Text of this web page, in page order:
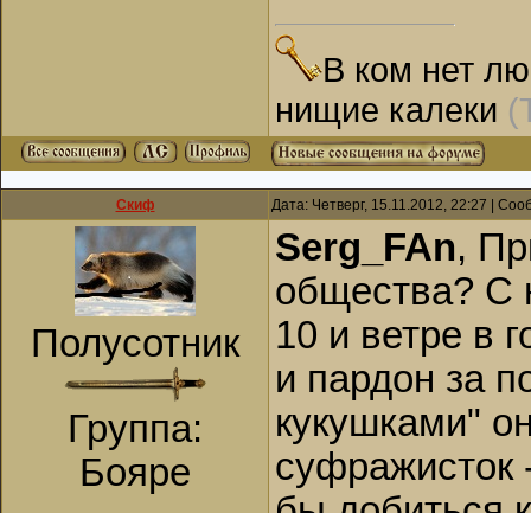
В ком нет
нищие калеки
Скиф Дата: Четверг, 15.11.2012, 22:27 |
Полусотник
Группа:
Бояре
Serg_FAn,
общества? С
10 и ветре в
и пардон за
кукушками"
суфражисток